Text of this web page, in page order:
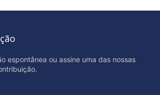
espontânea ou assine uma das nossas